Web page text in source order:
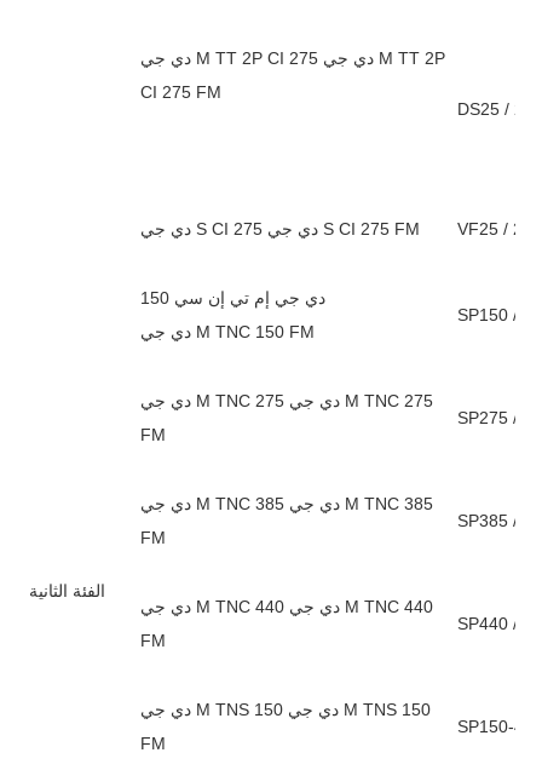
الفئة الثانية
دي جي M TT 2P CI 275 دي جي M TT 2P
CI 275 FM
DS25 /
دي جي S CI 275 دي جي S CI 275 FM VF25 /
دي جي إم تي إن سي 150
دي جي M TNC 150 FM
دي جي M TNC 275 دي جي M TNC 275
FM
دي جي M TNC 385 دي جي M TNC 385
FM
دي جي M TNC 440 دي جي M TNC 440
FM
دي جي M TNS 150 دي جي M TNS 150
FM